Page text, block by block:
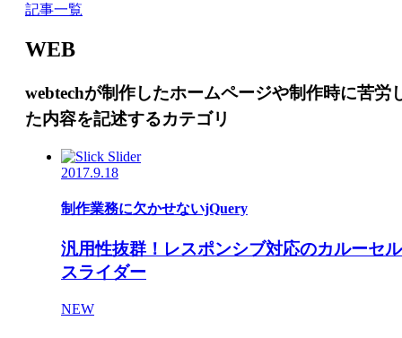
記事一覧
WEB
webtechが制作したホームページや制作時に苦労
た内容を記述するカテゴリ
2017.9.18
制作業務に欠かせないjQuery
汎用性抜群！レスポンシブ対応のカルーセル
スライダー
NEW